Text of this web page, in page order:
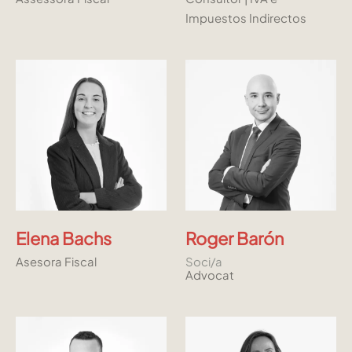
Impuestos Indirectos
Elena Bachs
Asesora Fiscal
Roger Barón
Soci/a
Advocat